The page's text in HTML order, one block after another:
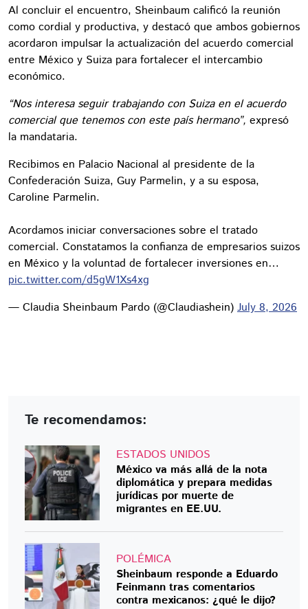
Al concluir el encuentro, Sheinbaum calificó la reunión
como cordial y productiva, y destacó que ambos gobiernos
acordaron impulsar la actualización del acuerdo comercial
entre México y Suiza para fortalecer el intercambio
económico.
“Nos interesa seguir trabajando con Suiza en el acuerdo
comercial que tenemos con este país hermano”, expresó
la mandataria.
Recibimos en Palacio Nacional al presidente de la
Confederación Suiza, Guy Parmelin, y a su esposa,
Caroline Parmelin.
Acordamos iniciar conversaciones sobre el tratado
comercial. Constatamos la confianza de empresarios suizos
en México y la voluntad de fortalecer inversiones en…
pic.twitter.com/d5gW1Xs4xg
— Claudia Sheinbaum Pardo (@Claudiashein) July 8, 2026
Te recomendamos:
ESTADOS UNIDOS
México va más allá de la nota
diplomática y prepara medidas
jurídicas por muerte de
migrantes en EE.UU.
POLÉMICA
Sheinbaum responde a Eduardo
Feinmann tras comentarios
contra mexicanos: ¿qué le dijo?